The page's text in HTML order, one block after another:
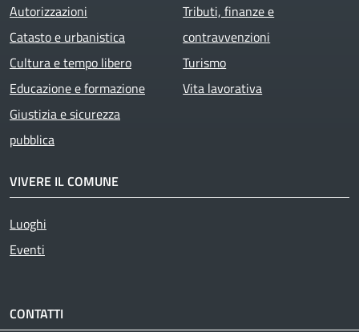
Autorizzazioni
Catasto e urbanistica
Cultura e tempo libero
Educazione e formazione
Giustizia e sicurezza
pubblica
Tributi, finanze e
contravvenzioni
Turismo
Vita lavorativa
VIVERE IL COMUNE
Luoghi
Eventi
CONTATTI